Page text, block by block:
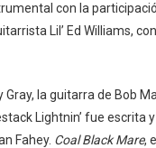
con la
Lil’ Ed Williams,
la guitarra de Bob
Lightnin’ fue escrita
Fahey. Coal Black Mare,